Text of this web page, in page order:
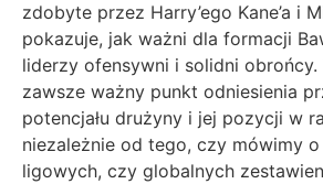
zdobyte przez Harry’ego Kane’a i
pokazuje, jak ważni dla formacji
liderzy ofensywni i solidni obrońcy.
zawsze ważny punkt odniesienia
potencjału drużyny i jej pozycji w
niezależnie od tego, czy mówimy
ligowych, czy globalnych